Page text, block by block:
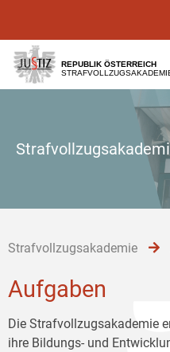
[1]
[2]
[3]
REPUBLIK ÖSTERREICH
Strafvollzugsakademie
Aufgaben
Die Strafvollzugsakademie
ihre Bildungs- und